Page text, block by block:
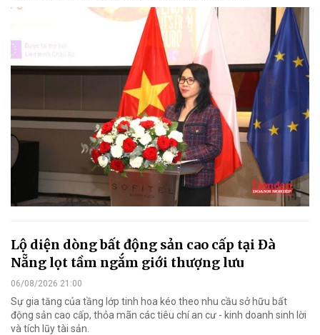
Lộ diện dòng bất động sản cao cấp tại Đà
Nẵng lọt tầm ngắm giới thượng lưu
06/08/2026 21:00
Sự gia tăng của tầng lớp tinh hoa kéo theo nhu cầu sở hữu bất
động sản cao cấp, thỏa mãn các tiêu chí an cư - kinh doanh sinh lời
và tích lũy tài sản.